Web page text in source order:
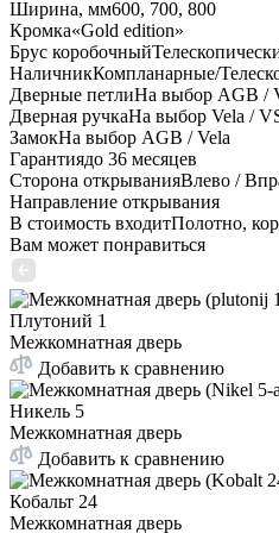
Ширина, мм600, 700, 800
Кромка«Gold edition»
Брус коробочный
НаличникКомпланарные/
Дверные петлиНа выбор AGB /
Дверная ручкаНа выбор Vela /
ЗамокНа выбор AGB / Vela
Гарантиядо 36 месяцев
Сторона открыванияВлево /
Направление открывания
В стоимость входитПолотно,
Вам может понравиться
Плутоний 1
Межкомнатная дверь
Добавить к сравнению
Никель 5
Межкомнатная дверь
Добавить к сравнению
Кобальт 24
Межкомнатная дверь